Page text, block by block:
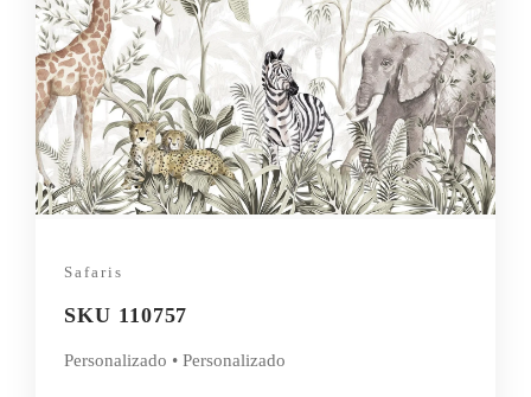
Safaris
SKU 110757
Personalizado • Personalizado